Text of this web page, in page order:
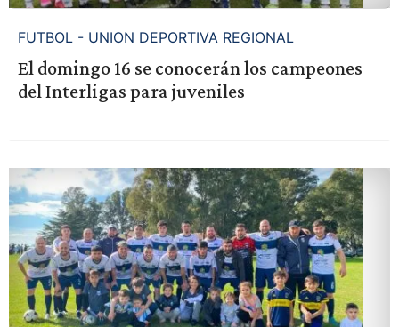
FUTBOL - UNION DEPORTIVA REGIONAL
El domingo 16 se conocerán los campeones
del Interligas para juveniles